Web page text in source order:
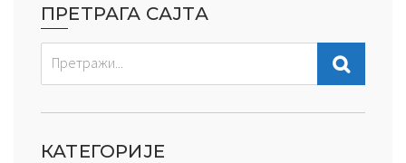
ПРЕТРАГА САЈТА
КАТЕГОРИЈЕ